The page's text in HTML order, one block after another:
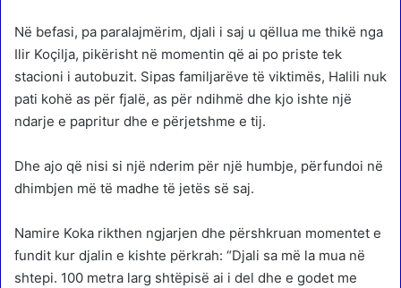
Në befasi, pa paralajmërim, djali i saj u qëllua me thikë nga
Ilir Koçilja, pikërisht në momentin që ai po priste tek
stacioni i autobuzit. Sipas familjarëve të viktimës, Halili nuk
pati kohë as për fjalë, as për ndihmë dhe kjo ishte një
ndarje e papritur dhe e përjetshme e tij.
Dhe ajo që nisi si një nderim për një humbje, përfundoi në
dhimbjen më të madhe të jetës së saj.
Namire Koka rikthen ngjarjen dhe përshkruan momentet e
fundit kur djalin e kishte përkrah: “Djali sa më la mua në
shtepi. 100 metra larg shtëpisë ai i del dhe e godet me